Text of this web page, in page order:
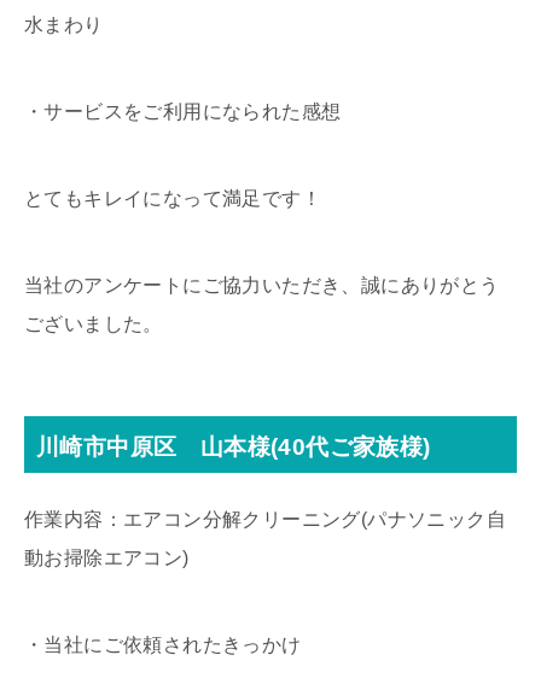
水まわり
・サービスをご利用になられた感想
とてもキレイになって満足です！
当社のアンケートにご協力いただき、誠にありがとう
ございました。
川崎市中原区 山本様(40代ご家族様)
作業内容：エアコン分解クリーニング(パナソニック自
動お掃除エアコン)
・当社にご依頼されたきっかけ